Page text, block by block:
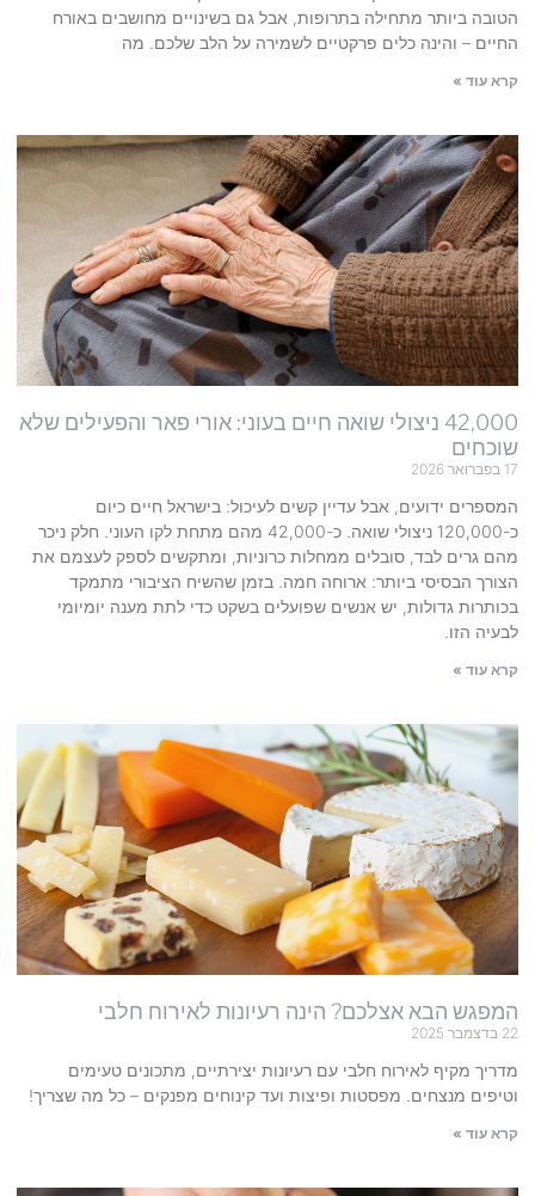
הטובה ביותר מתחילה בתרופות, אבל גם בשינויים מחושבים באורח
החיים – והינה כלים פרקטיים לשמירה על הלב שלכם. מה
קרא עוד »
42,000 ניצולי שואה חיים בעוני: אורי פאר והפעילים שלא
שוכחים
17 בפברואר 2026
המספרים ידועים, אבל עדיין קשים לעיכול: בישראל חיים כיום
כ-120,000 ניצולי שואה. כ-42,000 מהם מתחת לקו העוני. חלק ניכר
מהם גרים לבד, סובלים ממחלות כרוניות, ומתקשים לספק לעצמם את
הצורך הבסיסי ביותר: ארוחה חמה. בזמן שהשיח הציבורי מתמקד
בכותרות גדולות, יש אנשים שפועלים בשקט כדי לתת מענה יומיומי
לבעיה הזו.
קרא עוד »
המפגש הבא אצלכם? הינה רעיונות לאירוח חלבי
22 בדצמבר 2025
מדריך מקיף לאירוח חלבי עם רעיונות יצירתיים, מתכונים טעימים
וטיפים מנצחים. מפסטות ופיצות ועד קינוחים מפנקים – כל מה שצריך!
קרא עוד »